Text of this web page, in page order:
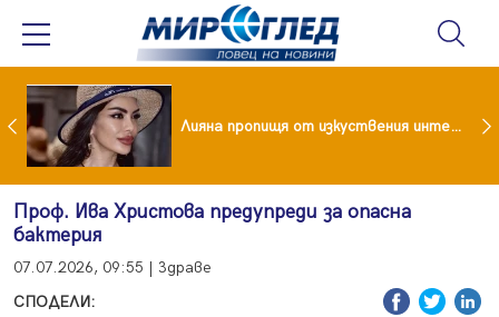
Популярен риалити герой заряза жена си заради друга Лияна пропищя от изкуствения интелект
Проф. Ива Христова предупреди за опасна
бактерия
07.07.2026, 09:55 | Здраве
СПОДЕЛИ: